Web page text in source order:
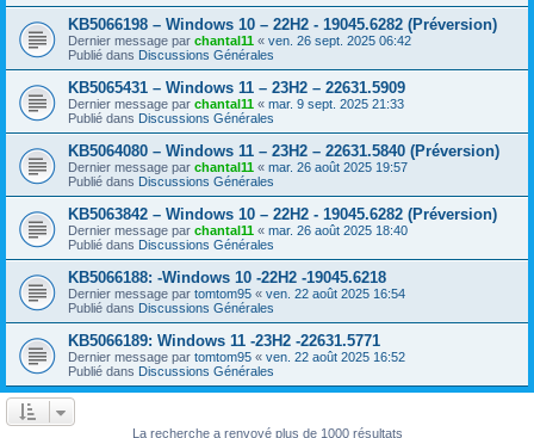
KB5066198 – Windows 10 – 22H2 - 19045.6282 (Préversion)
Dernier message par chantal11 « ven. 26 sept. 2025 06:42
Publié dans Discussions Générales
KB5065431 – Windows 11 – 23H2 – 22631.5909
Dernier message par chantal11 « mar. 9 sept. 2025 21:33
Publié dans Discussions Générales
KB5064080 – Windows 11 – 23H2 – 22631.5840 (Préversion)
Dernier message par chantal11 « mar. 26 août 2025 19:57
Publié dans Discussions Générales
KB5063842 – Windows 10 – 22H2 - 19045.6282 (Préversion)
Dernier message par chantal11 « mar. 26 août 2025 18:40
Publié dans Discussions Générales
KB5066188: -Windows 10 -22H2 -19045.6218
Dernier message par tomtom95 « ven. 22 août 2025 16:54
Publié dans Discussions Générales
KB5066189: Windows 11 -23H2 -22631.5771
Dernier message par tomtom95 « ven. 22 août 2025 16:52
Publié dans Discussions Générales
La recherche a renvoyé plus de 1000 résultats